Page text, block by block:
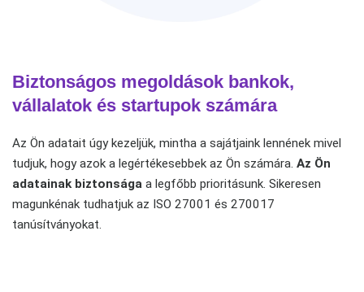
Biztonságos megoldások bankok,
vállalatok és startupok számára
Az Ön adatait úgy kezeljük, mintha a sajátjaink lennének mivel
tudjuk, hogy azok a legértékesebbek az Ön számára. Az Ön
adatainak biztonsága a legfőbb prioritásunk. Sikeresen
magunkénak tudhatjuk az ISO 27001 és 270017
tanúsítványokat.